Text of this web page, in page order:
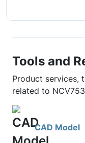
Tools and
Product services,
related to
CAD Model